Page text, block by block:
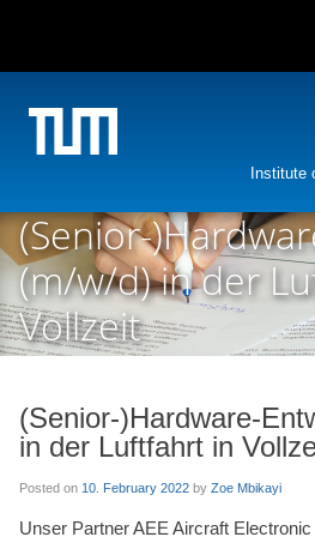
Institute
(Senior-
(m/w/d) in der
Vollzeit
(Senior-)Hardware-
in der Luftfahrt in
Posted on 10. February 2022 by Zoe Mbikayi
Unser Partner AEE Aircraft